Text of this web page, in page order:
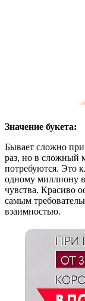
Значение букета:
Бывает сложно
раз, но в сложный
потребуются. Это
одному миллиону
чувства. Красиво
самым
взаимностью.